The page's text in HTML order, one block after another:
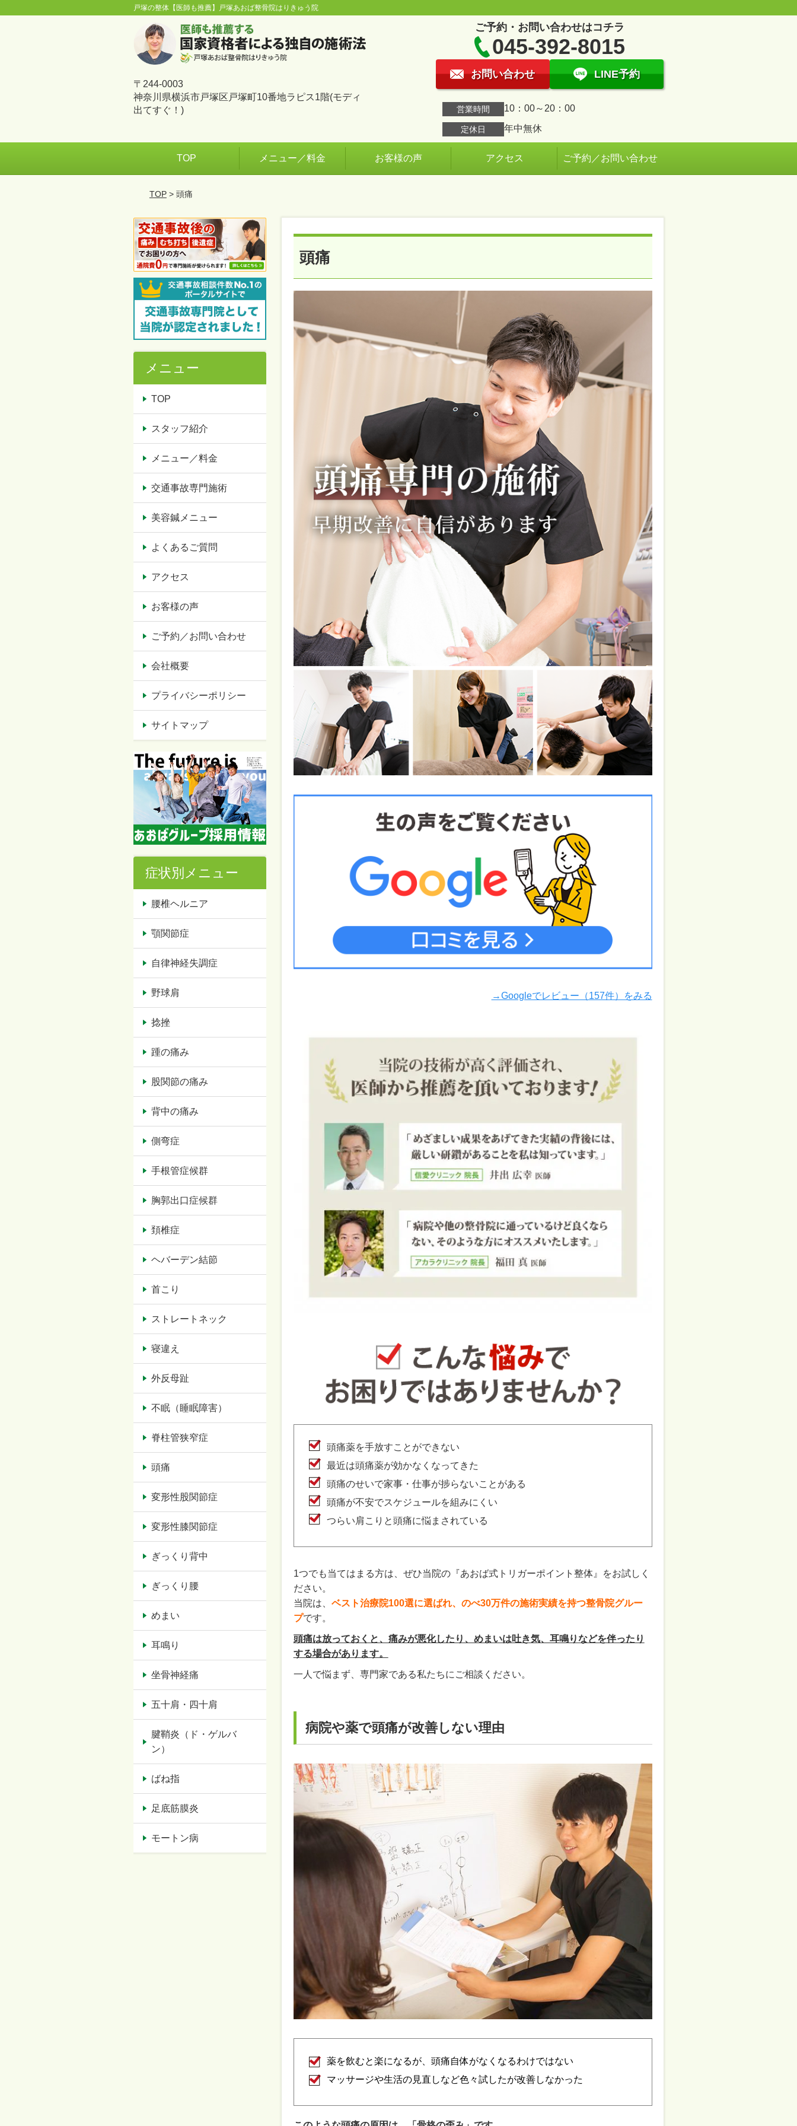
戸塚の整体【医師も推薦】戸塚あおば整骨院はりきゅう院
〒244-0003
神奈川県横浜市戸塚区戸塚町10番地ラピス1階(モディ
出てすぐ！)
ご予約・お問い合わせはコチラ
045-392-8015
お問い合わせ LINE予約
営業時間 10：00～20：00
定休日 年中無休
TOP メニュー／料金 お客様の声 アクセス ご予約／お問い合わせ
TOP> 頭痛
頭痛
→Googleでレビュー（157件）をみる
頭痛薬を手放すことができない
最近は頭痛薬が効かなくなってきた
頭痛のせいで家事・仕事が捗らないことがある
頭痛が不安でスケジュールを組みにくい
つらい肩こりと頭痛に悩まされている
1つでも当てはまる方は、ぜひ当院の『あおば式トリガーポイント整体』をお試しく
ださい。
当院は、 ベスト治療院100選に選ばれ、のべ30万件の施術実績を持つ整骨院グルー
プです。
頭痛は放っておくと、痛みが悪化したり、めまいは吐き気、耳鳴りなどを伴ったり
する場合があります。
一人で悩まず、専門家である私たちにご相談ください。
病院や薬で頭痛が改善しない理由
薬を飲むと楽になるが、頭痛自体がなくなるわけではない
マッサージや生活の見直しなど色々試したが改善しなかった
メニュー
TOP
スタッフ紹介
メニュー／料金
交通事故専門施術
美容鍼メニュー
よくあるご質問
アクセス
お客様の声
ご予約／お問い合わせ
会社概要
プライバシーポリシー
サイトマップ
症状別メニュー
腰椎ヘルニア
顎関節症
自律神経失調症
野球肩
捻挫
踵の痛み
股関節の痛み
背中の痛み
側弯症
手根管症候群
胸郭出口症候群
頚椎症
ヘバーデン結節
首こり
ストレートネック
寝違え
外反母趾
不眠（睡眠障害）
脊柱管狭窄症
頭痛
変形性股関節症
変形性膝関節症
ぎっくり背中
ぎっくり腰
めまい
耳鳴り
坐骨神経痛
五十肩・四十肩
腱鞘炎（ド・ゲルバ
ン）
ばね指
足底筋膜炎
モートン病